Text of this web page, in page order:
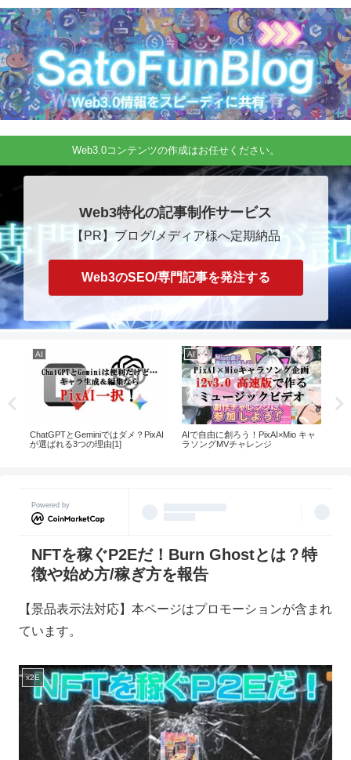
Web3.0コンテンツの作成はお任せください。
Web3特化の記事制作サービス
【PR】ブログ/メディア様へ定期納品
Web3のSEO/専門記事を発注する
AI
ChatGPTとGeminiではダメ？PixAI
が選ばれる3つの理由[1]
AI
AIで自由に創ろう！PixAI×Mio キャ
ラソングMVチャレンジ
Powered by
NFTを稼ぐP2Eだ！Burn Ghostとは？特
徴や始め方/稼ぎ方を報告
【景品表示法対応】本ページはプロモーションが含まれ
ています。
x2E